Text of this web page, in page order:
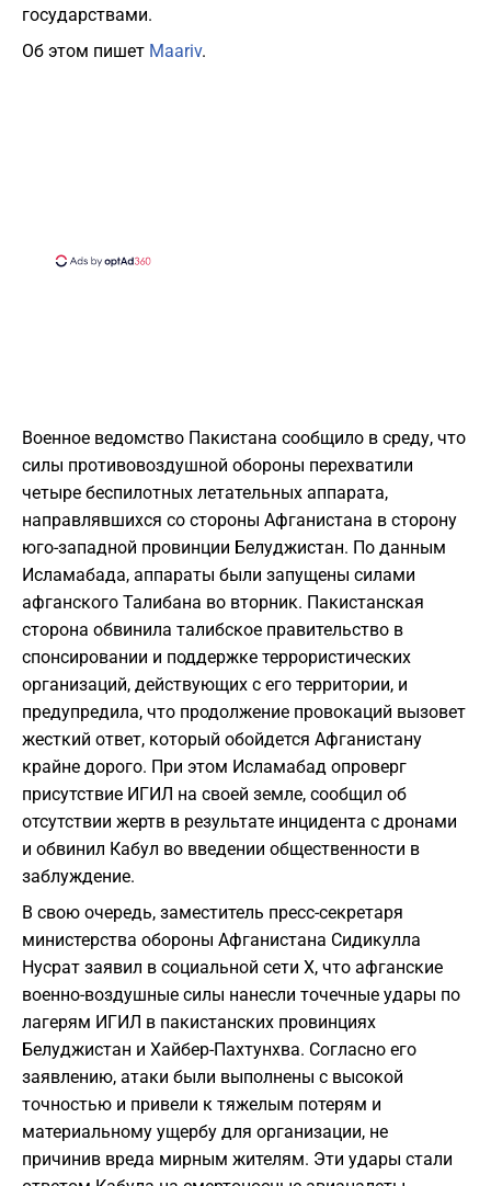
государствами.
Об этом пишет Maariv.
Военное ведомство Пакистана сообщило в среду, что
силы противовоздушной обороны перехватили
четыре беспилотных летательных аппарата,
направлявшихся со стороны Афганистана в сторону
юго-западной провинции Белуджистан. По данным
Исламабада, аппараты были запущены силами
афганского Талибана во вторник. Пакистанская
сторона обвинила талибское правительство в
спонсировании и поддержке террористических
организаций, действующих с его территории, и
предупредила, что продолжение провокаций вызовет
жесткий ответ, который обойдется Афганистану
крайне дорого. При этом Исламабад опроверг
присутствие ИГИЛ на своей земле, сообщил об
отсутствии жертв в результате инцидента с дронами
и обвинил Кабул во введении общественности в
заблуждение.
В свою очередь, заместитель пресс-секретаря
министерства обороны Афганистана Сидикулла
Нусрат заявил в социальной сети X, что афганские
военно-воздушные силы нанесли точечные удары по
лагерям ИГИЛ в пакистанских провинциях
Белуджистан и Хайбер-Пахтунхва. Согласно его
заявлению, атаки были выполнены с высокой
точностью и привели к тяжелым потерям и
материальному ущербу для организации, не
причинив вреда мирным жителям. Эти удары стали